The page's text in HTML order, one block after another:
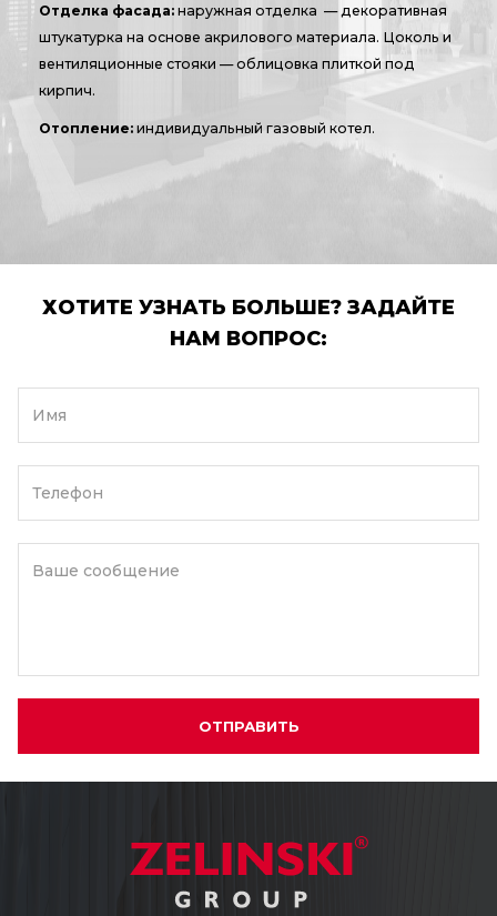
Отделка фасада:наружная отделка — декоративная
штукатурка на основе акрилового материала. Цоколь и
вентиляционные стояки — облицовка плиткой под
кирпич.
Отопление:индивидуальный газовый котел.
ХОТИТЕ УЗНАТЬ БОЛЬШЕ? ЗАДАЙТЕ
НАМ ВОПРОС:
Имя
Телефон
Ваше сообщение
ОТПРАВИТЬ